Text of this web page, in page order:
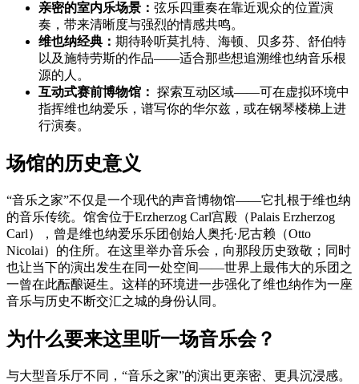
亲密的室内乐场景： 弦乐四重奏在靠近观众的位置演
奏，带来清晰度与强烈的情感共鸣。
维也纳经典： 期待聆听莫扎特、海顿、贝多芬、舒伯特
以及施特劳斯的作品——适合那些想追溯维也纳音乐根
源的人。
互动式赛前博物馆： 探索互动区域——可在虚拟环境中
指挥维也纳爱乐，谱写你的华尔兹，或在钢琴楼梯上进
行演奏。
场馆的历史意义
“音乐之家”不仅是一个现代的声音博物馆——它扎根于维也纳
的音乐传统。馆舍位于Erzherzog Carl宫殿（Palais Erzherzog
Carl），曾是维也纳爱乐乐团创始人奥托·尼古赖（Otto
Nicolai）的住所。在这里举办音乐会，向那段历史致敬；同时
也让当下的演出发生在同一处空间——世界上最伟大的乐团之
一曾在此酝酿诞生。这样的环境进一步强化了维也纳作为一座
音乐与历史不断交汇之城的身份认同。
为什么要来这里听一场音乐会？
与大型音乐厅不同，“音乐之家”的演出更亲密、更具沉浸感。